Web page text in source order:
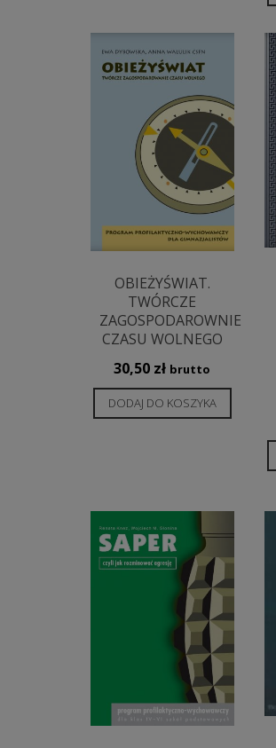
OBIEŻYŚWIAT.
TWÓRCZE
ZAGOSPODAROWNIE
CZASU WOLNEGO
30,50 zł brutto
DODAJ DO KOSZYKA